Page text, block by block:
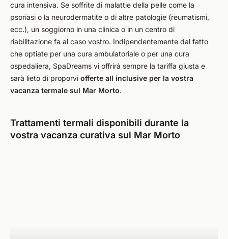
cura intensiva. Se soffrite di malattie della pelle come la
psoriasi o la neurodermatite o di altre patologie (reumatismi,
ecc.), un soggiorno in una clinica o in un centro di
riabilitazione fa al caso vostro. Indipendentemente dal fatto
che optiate per una cura ambulatoriale o per una cura
ospedaliera, SpaDreams vi offrirà sempre la tariffa giusta e
sarà lieto di proporvi offerte all inclusive per la vostra
vacanza termale sul Mar Morto.
Trattamenti termali disponibili durante la
vostra vacanza curativa sul Mar Morto